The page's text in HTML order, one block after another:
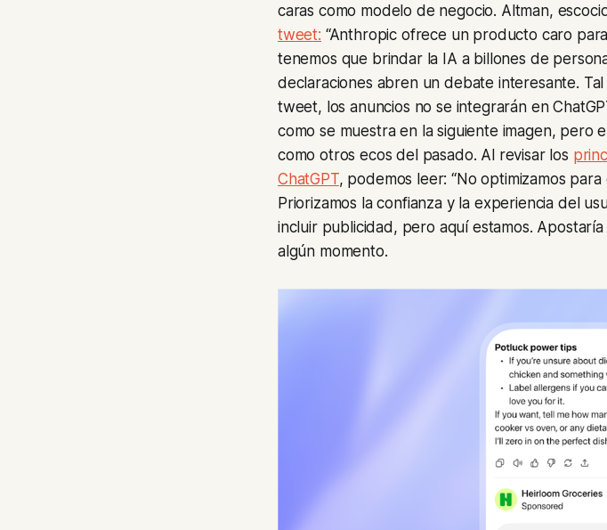
caras como modelo de negocio. Altman,
tweet: “Anthropic ofrece un producto caro
tenemos que brindar la IA a billones de
declaraciones abren un debate interesante.
tweet, los anuncios no se integrarán en
como se muestra en la siguiente imagen, pero
como otros ecos del pasado. Al revisar los
ChatGPT, podemos leer: “No optimizamos
Priorizamos la confianza y la experiencia del
incluir publicidad, pero aquí estamos.
algún momento.